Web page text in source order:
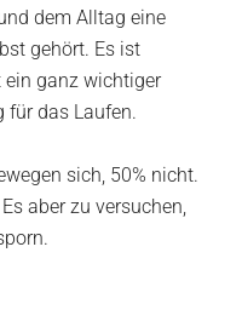
dem Alltag eine
gehört. Es ist
ein ganz wichtiger
für das Laufen.
sich, 50% nicht.
aber zu versuchen,